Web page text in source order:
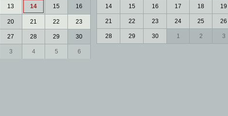
13 14 15 16
20 21 22 23
27 28 29 30
3 4 5 6
14 15 16 17 18 19
21 22 23 24 25 26
28 29 30 1 2 3